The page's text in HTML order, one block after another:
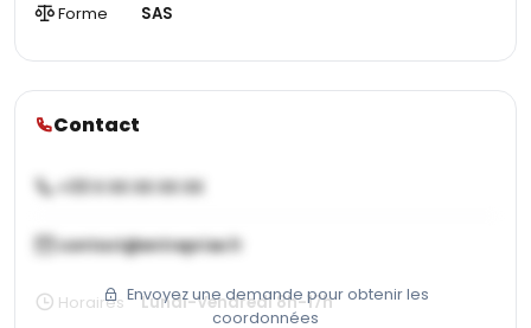
Forme SAS
Contact
+33 X XX XX XX XX
contact@entreprise.fr
Envoyez une demande pour obtenir les
coordonnées
Horaires Lundi-Vendredi 8h-17h